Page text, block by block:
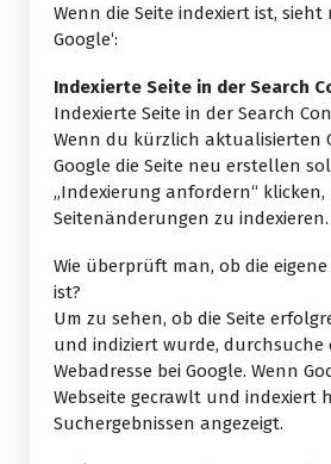
Wenn die Seite indexiert ist, sieht
Google‘:
Indexierte Seite in der Search
Indexierte Seite in der Search
Wenn du kürzlich aktualisierten
Google die Seite neu erstellen
„Indexierung anfordern“ klicken,
Seitenänderungen zu indexieren.
Wie überprüft man, ob die eigene
ist?
Um zu sehen, ob die Seite
und indiziert wurde, durchsuche
Webadresse bei Google. Wenn
Webseite gecrawlt und indexiert
Suchergebnissen angezeigt.